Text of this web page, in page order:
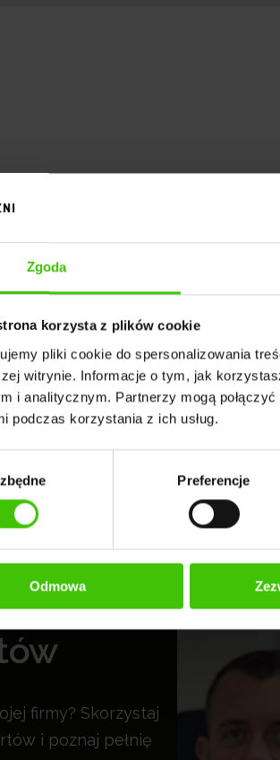
Zgoda
korzysta z plików cookie
pliki cookie do spersonalizowania
witrynie. Informacje o tym, jak
i analitycznym. Partnerzy mogą
podczas korzystania z ich usług.
Preferencje
Odmowa
strategię marketingu
rodzaju treści użytkownicy
współczynnika
warto wykorzystać, jest
na stronie.
STRONĘ?
z
porad
firmy? Skorzystaj
i poznaj pełnię